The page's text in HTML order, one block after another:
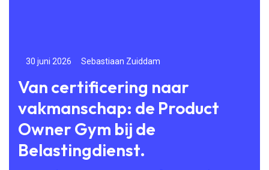
Van certificering naar
vakmanschap: de Product
Owner Gym bij de
Belastingdienst.
Sebastiaan Zuiddam
30 juni 2026